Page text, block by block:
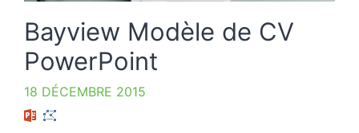
Bayview Modèle de CV
PowerPoint
18 DÉCEMBRE 2015